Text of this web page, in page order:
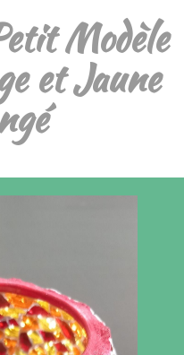
Modèle
et Jaune